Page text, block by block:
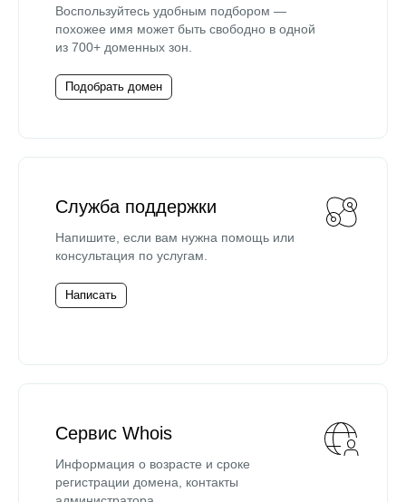
Воспользуйтесь удобным подбором —
похожее имя может быть свободно в одной
из 700+ доменных зон.
Подобрать домен
Служба поддержки
Напишите, если вам нужна помощь или
консультация по услугам.
Написать
Сервис Whois
Информация о возрасте и сроке
регистрации домена, контакты